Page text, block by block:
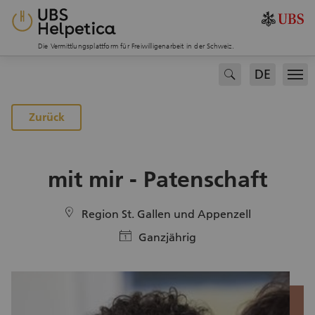
Die Vermittlungsplattform für Freiwilligenarbeit in der Schweiz.
search DE
Zurück
mit mir - Patenschaft
location Region St. Gallen und Appenzell
calendar Ganzjährig